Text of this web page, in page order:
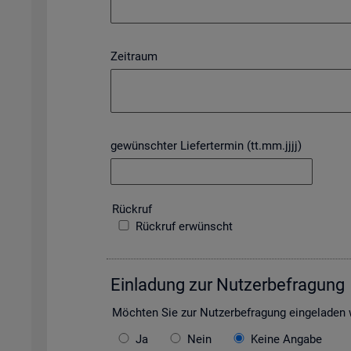
Zeitraum
gewünschter Liefertermin (tt.mm.jjjj)
Rück­ruf
Rückruf erwünscht
Ein­la­dung zur Nut­zer­be­fra­gung
Möch­ten Sie zur Nut­zer­be­fra­gung ein­ge­la­den
Ja
Nein Keine Angabe